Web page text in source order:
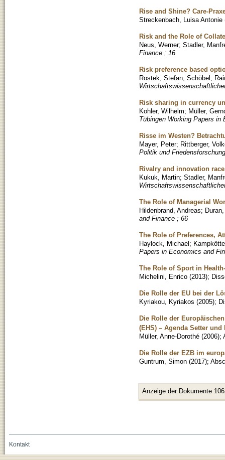
Rise and Shine? Care-
Streckenbach, Luisa Antonie
Risk and the Role of
Neus, Werner; Stadler,
Finance ; 16
Risk preference based
Rostek, Stefan; Schöbel,
Risk sharing in currency
Kohler, Wilhelm; Müller,
Tübingen Working Papers
Risse im Westen?
Mayer, Peter; Rittberger,
Politik und
Rivalry and innovation
Kukuk, Martin; Stadler,
The Role of Managerial
Hildenbrand, Andreas;
and Finance ; 66
The Role of Preferences,
Haylock, Michael;
Papers in Economics and
The Role of Sport in
Michelini, Enrico (2013);
Die Rolle der EU bei der
Kyriakou, Kyriakos (2005);
Die Rolle der
(EHS) – Agenda Setter und
Müller, Anne-Dorothé (2006);
Die Rolle der EZB im
Guntrum, Simon (2017);
Anzeige der Dokumente
Kontakt